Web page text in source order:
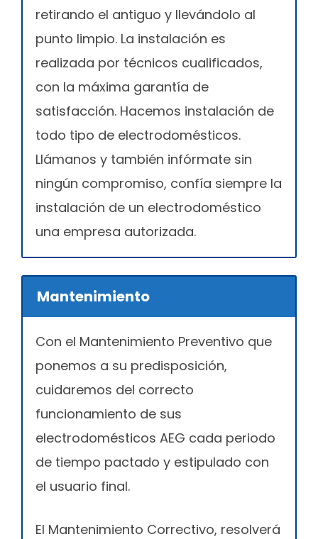
retirando el antiguo y llevándolo al
punto limpio. La instalación es
realizada por técnicos cualificados,
con la máxima garantía de
satisfacción. Hacemos instalación de
todo tipo de electrodomésticos.
Llámanos y también infórmate sin
ningún compromiso, confía siempre la
instalación de un electrodoméstico
una empresa autorizada.
Mantenimiento
Con el Mantenimiento Preventivo que
ponemos a su predisposición,
cuidaremos del correcto
funcionamiento de sus
electrodomésticos AEG cada periodo
de tiempo pactado y estipulado con
el usuario final.
El Mantenimiento Correctivo, resolverá